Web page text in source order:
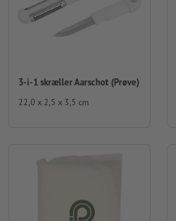
3-i-1 skræller Aarschot (Prøve)
22,0 x 2,5 x 3,5 cm